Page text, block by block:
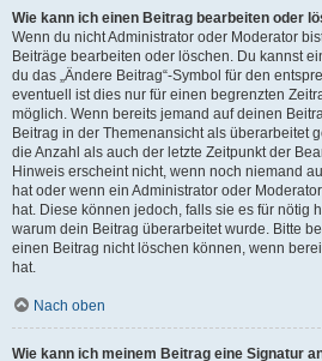
Wie kann ich einen Beitrag bearbeiten oder
Wenn du nicht Administrator oder Moderator
Beiträge bearbeiten oder löschen. Du kannst
du das „Ändere Beitrag“-Symbol für den
eventuell ist dies nur für einen begrenzten
möglich. Wenn bereits jemand auf deinen
Beitrag in der Themenansicht als überarbeitet
die Anzahl als auch der letzte Zeitpunkt der
Hinweis erscheint nicht, wenn noch niemand
hat oder wenn ein Administrator oder
hat. Diese können jedoch, falls sie es für nötig
warum dein Beitrag überarbeitet wurde. Bitte
einen Beitrag nicht löschen können, wenn
hat.
Nach oben
Wie kann ich meinem Beitrag eine Signatur